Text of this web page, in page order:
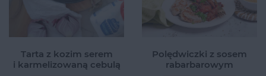
Tarta z kozim serem
i karmelizowaną cebulą
Polędwiczki z sosem
rabarbarowym